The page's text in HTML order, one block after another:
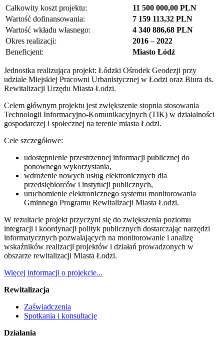
Całkowity koszt projektu:
11 500 000,00 PLN
Wartość dofinansowania:
7 159 113,32 PLN
Wartość wkładu własnego:
4 340 886,68 PLN
Okres realizacji:
2016 – 2022
Beneficjent:
Miasto Łódź
Jednostka realizująca projekt: Łódzki Ośrodek Geodezji przy
udziale Miejskiej Pracowni Urbanistycznej w Łodzi oraz Biura ds.
Rewitalizacji Urzędu Miasta Łodzi.
Celem głównym projektu jest zwiększenie stopnia stosowania
Technologii Informacyjno-Komunikacyjnych (TIK) w działalności
gospodarczej i społecznej na terenie miasta Łodzi.
Cele szczegółowe:
udostępnienie przestrzennej informacji publicznej do
ponownego wykorzystania,
wdrożenie nowych usług elektronicznych dla
przedsiębiorców i instytucji publicznych,
uruchomienie elektronicznego systemu monitorowania
Gminnego Programu Rewitalizacji Miasta Łodzi.
W rezultacie projekt przyczyni się do zwiększenia poziomu
integracji i koordynacji polityk publicznych dostarczając narzędzi
informatycznych pozwalających na monitorowanie i analizę
wskaźników realizacji projektów i działań prowadzonych w
obszarze rewitalizacji Miasta Łodzi.
Więcej informacji o projekcie...
Rewitalizacja
Zaświadczenia
Spotkania i konsultacje
Działania